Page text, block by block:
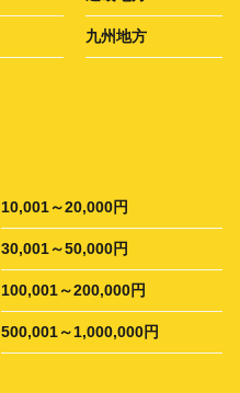
九州地方
10,001～20,000円
30,001～50,000円
100,001～200,000円
500,001～1,000,000円